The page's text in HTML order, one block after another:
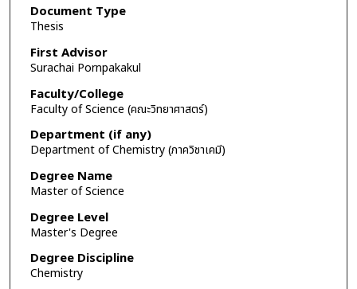
Document Type
Thesis
First Advisor
Surachai Pornpakakul
Faculty/College
Faculty of Science (คณะวิทยาศาสตร์)
Department (if any)
Department of Chemistry (ภาควิชาเคมี)
Degree Name
Master of Science
Degree Level
Master's Degree
Degree Discipline
Chemistry